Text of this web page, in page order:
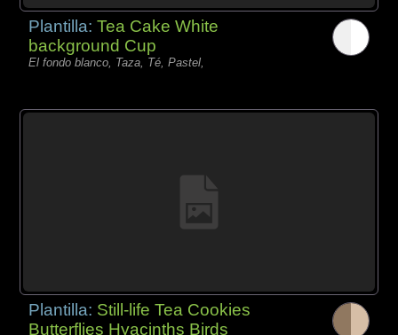
Plantilla:Tea Cake White
background Cup
El fondo blanco, Taza, Té, Pastel,
Plantilla: Still-life Tea Cookies
Butterflies Hyacinths Birds